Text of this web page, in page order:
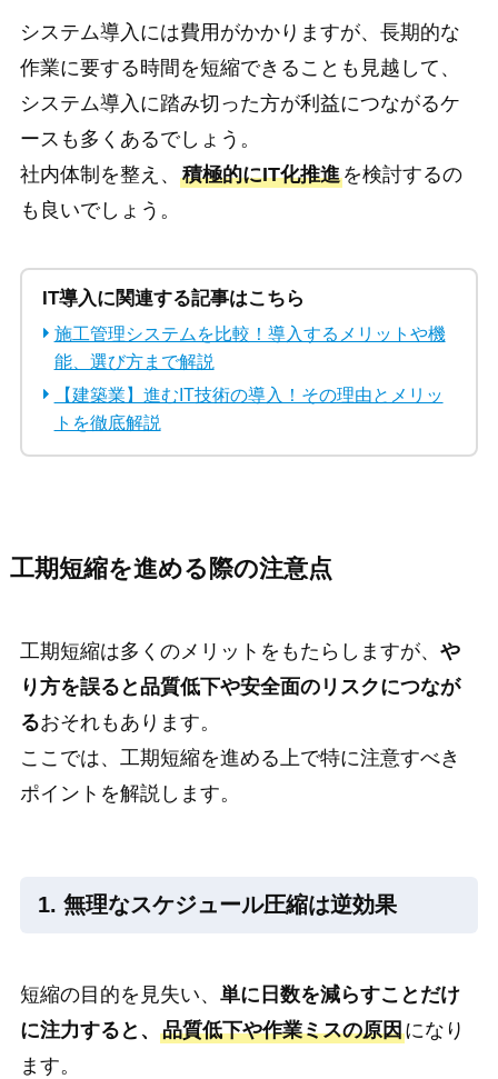
システム導入には費用がかかりますが、長期的な
作業に要する時間を短縮できることも見越して、
システム導入に踏み切った方が利益につながるケ
ースも多くあるでしょう。
社内体制を整え、 積極的にIT化推進を検討するの
も良いでしょう。
IT導入に関連する記事はこちら
施工管理システムを比較！導入するメリットや機
能、選び方まで解説
【建築業】進むIT技術の導入！その理由とメリッ
トを徹底解説
工期短縮を進める際の注意点
工期短縮は多くのメリットをもたらしますが、 や
り方を誤ると品質低下や安全面のリスクにつなが
るおそれもあります。
ここでは、工期短縮を進める上で特に注意すべき
ポイントを解説します。
1. 無理なスケジュール圧縮は逆効果
短縮の目的を見失い、 単に日数を減らすことだけ
に注力すると、 品質低下や作業ミスの原因になり
ます。